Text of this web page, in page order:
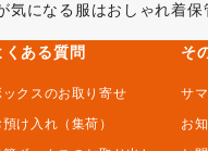
になる服はおしゃれ着保
くある質問
ックスのお取り寄せ
預け入れ（集荷）
そ
サ
お